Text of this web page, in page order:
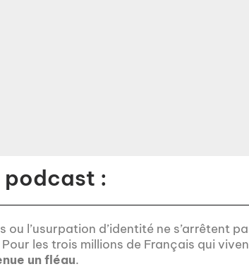
podcast :
ou l’usurpation d’identité ne s’arrêtent
les trois millions de Français qui
un fléau.